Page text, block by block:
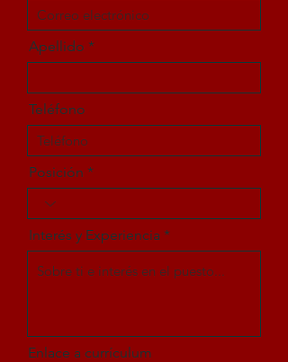
Apellido
Teléfono
Posición
Interés y Experiencia
Enlace a currículum